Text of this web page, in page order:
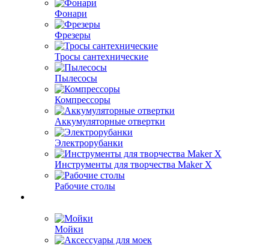
Фонари
Фрезеры
Тросы сантехнические
Пылесосы
Компрессоры
Аккумуляторные отвертки
Электрорубанки
Инструменты для творчества Maker X
Рабочие столы
Мойки